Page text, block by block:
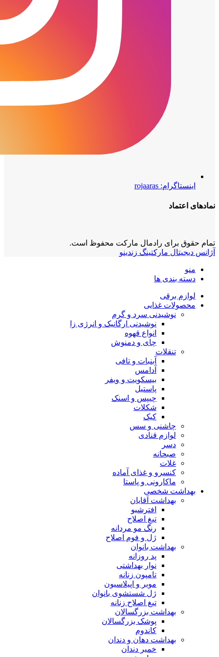
اینستاگرام: rojaaras
نمادهای‌ اعتماد
تمام حقوق برای رادمال مارکت محفوظ است.
آژانس دیجیتال مارکتینگ زندینو
منو
دسته بندی ها
لوازم برقی
محصولات غذایی
نوشیدنی سرد و گرم
نوشیدنی ارگانیک و انرژی زا
انواع قهوه
چای و دمنوش
تنقلات
آبنبات و تافی
آدامس
بیسکویت و ویفر
پاستیل
چیپس و اسنک
شکلات
کیک
چاشنی و سس
لوازم قنادی
دسر
صبحانه
غلات
کنسرو و غذای آماده
ماکارونی و پاستا
بهداشت شخصی
بهداشت آقایان
افترشیو
تیغ اصلاح
رنگ مو مردانه
ژل و فوم اصلاح
بهداشت بانوان
پد روزانه
نوار بهداشتی
تامپون زنانه
موبر و اپیلاسیون
ژل شستشوی بانوان
تیغ اصلاح زنانه
بهداشت بزرگسالان
پوشک بزرگسالان
کاندوم
بهداشت دهان و دندان
خمیر دندان